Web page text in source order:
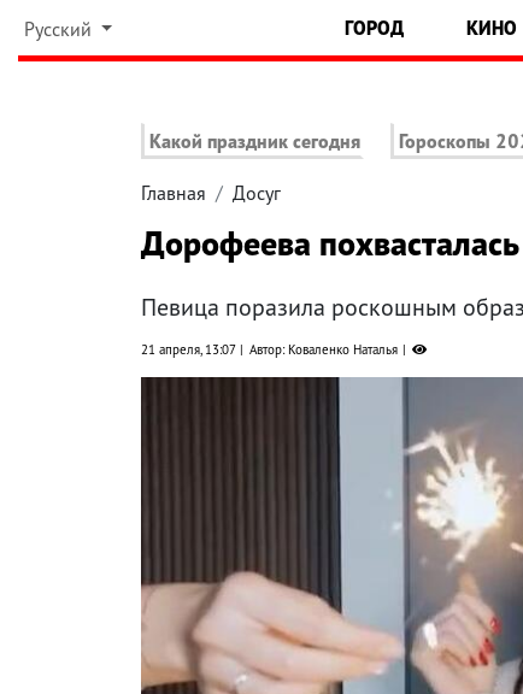
Русский ГОРОД КИНО
Какой праздник сегодня Гороскопы
Главная Досуг
Дорофеева
Певица поразила роскошным
21 апреля, 13:07 Автор: Коваленко Наталья